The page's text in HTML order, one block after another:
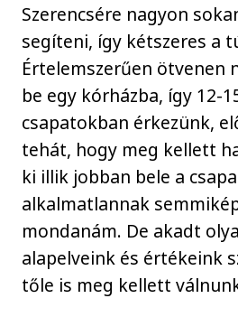
Szerencsére nagyon
segíteni, így kétszeres a
Értelemszerűen ötvenen
be egy kórházba, így 12-
csapatokban érkezünk,
tehát, hogy meg kellett
ki illik jobban bele a
alkalmatlannak
mondanám. De akadt
alapelveink és értékeink
tőle is meg kellett